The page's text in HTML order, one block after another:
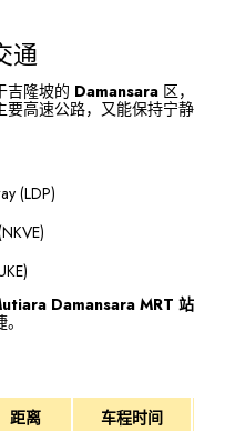
通
吉隆坡的 Damansara 区，
高速公路，又能保持宁静
(LDP)
Damansara MRT 站
距离
车程时间